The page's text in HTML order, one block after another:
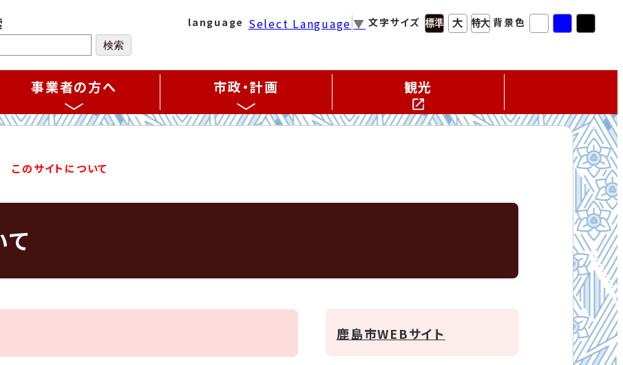
language Select Language ▼ 文字サイズ 背景色
事業者の方へ 市政・計画 観光
このサイトについて
て
鹿島市WEBサイト